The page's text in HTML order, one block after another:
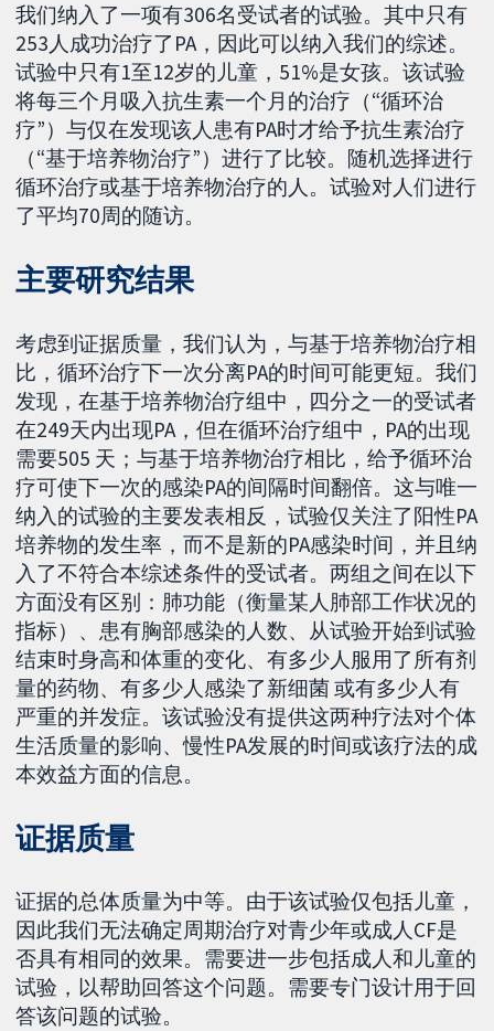
我们纳入了一项有306名受试者的试验。其中只有
253人成功治疗了PA，因此可以纳入我们的综述。
试验中只有1至12岁的儿童，51%是女孩。该试验
将每三个月吸入抗生素一个月的治疗（“循环治
疗”）与仅在发现该人患有PA时才给予抗生素治疗
（“基于培养物治疗”）进行了比较。随机选择进行
循环治疗或基于培养物治疗的人。试验对人们进行
了平均70周的随访。
主要研究结果
考虑到证据质量，我们认为，与基于培养物治疗相
比，循环治疗下一次分离PA的时间可能更短。我们
发现，在基于培养物治疗组中，四分之一的受试者
在249天内出现PA，但在循环治疗组中，PA的出现
需要505 天；与基于培养物治疗相比，给予循环治
疗可使下一次的感染PA的间隔时间翻倍。这与唯一
纳入的试验的主要发表相反，试验仅关注了阳性PA
培养物的发生率，而不是新的PA感染时间，并且纳
入了不符合本综述条件的受试者。两组之间在以下
方面没有区别：肺功能（衡量某人肺部工作状况的
指标）、患有胸部感染的人数、从试验开始到试验
结束时身高和体重的变化、有多少人服用了所有剂
量的药物、有多少人感染了新细菌 或有多少人有
严重的并发症。该试验没有提供这两种疗法对个体
生活质量的影响、慢性PA发展的时间或该疗法的成
本效益方面的信息。
证据质量
证据的总体质量为中等。由于该试验仅包括儿童，
因此我们无法确定周期治疗对青少年或成人CF是
否具有相同的效果。需要进一步包括成人和儿童的
试验，以帮助回答这个问题。需要专门设计用于回
答该问题的试验。